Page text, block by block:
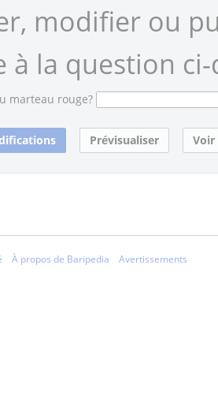
modifier ou
à la question ci-
marteau rouge?
À propos de Baripedia Avertissements